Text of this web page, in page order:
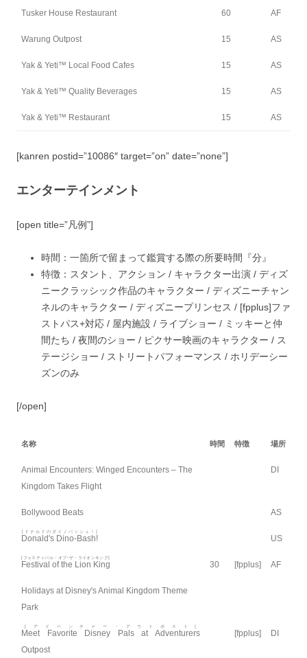
Tusker House Restaurant 60 AF
Warung Outpost 15 AS
Yak & Yeti™ Local Food Cafes 15 AS
Yak & Yeti™ Quality Beverages 15 AS
Yak & Yeti™ Restaurant 15 AS
[kanren postid=”10086″ target=”on” date=”none”]
エンターテインメント
[open title=”凡例”]
時間： 一箇所で留まって鑑賞する際の所要時間『分』
特徴： スタント、アクション / キャラクター出演 / ディズ
ニークラッシック作品のキャラクター / ディズニーチャン
ネルのキャラクター / ディズニープリンセス / [fpplus]ファ
ストパス+対応 / 屋内施設 / ライブショー / ミッキーと仲
間たち / 夜間のショー / ピクサー映画のキャラクター / ス
テージショー / ストリートパフォーマンス / ホリデーシー
ズンのみ
[/open]
名称 時間 特徴 場所
Animal Encounters: Winged Encounters – The
Kingdom Takes Flight
DI
Bollywood Beats AS
Donald's Dino-Bash!
[ドナルドのダイノバッシュ！]
US
Festival of the Lion King
[フェスティバル・オブ･ザ・ライオンキング]
30 [fpplus] AF
Holidays at Disney's Animal Kingdom Theme
Park
Meet Favorite Disney Pals at Adventurers
Outpost
[アドベンチャー・アウトポスト]
[fpplus] DI